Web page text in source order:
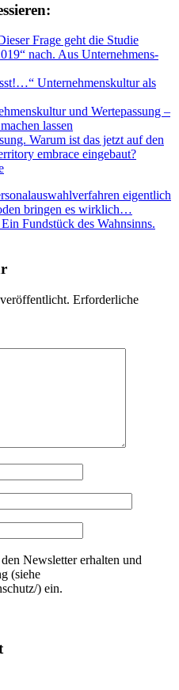
Frage geht die Studie
nach. Aus Unternehmens-
Unternehmenskultur als
und Wertepassung –
lassen
Warum ist das jetzt auf den
embrace eingebaut?
eigentlich
bringen es wirklich…
Fundstück des Wahnsinns.
Erforderliche
Newsletter erhalten und
(siehe
) ein.